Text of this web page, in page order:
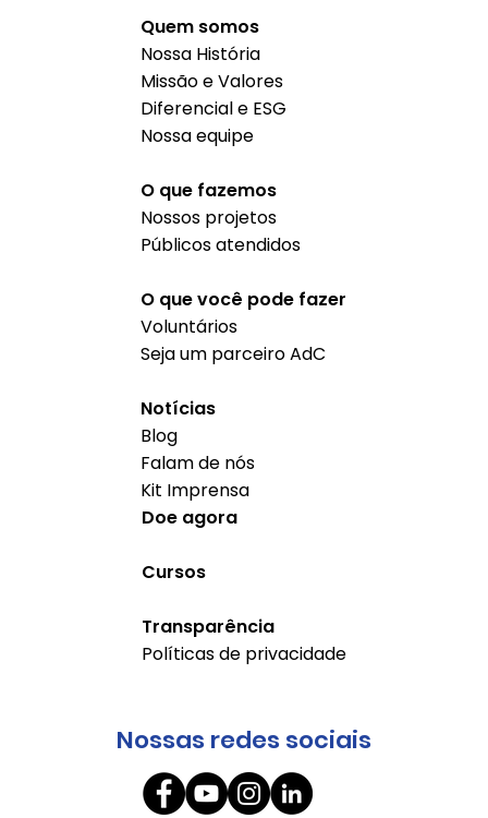
Nossas redes sociais
Quem somos
Nossa História
Missão e Valores
Diferencial e ESG
Nossa equipe
O que fazemos
Nossos projetos
Públicos atendidos
O que você pode fazer
Voluntários
Seja um parceiro AdC
Notícias
Blog
Falam de nós
Kit Imprensa
Doe agora
Cursos
Transparência
Políticas de privacidade